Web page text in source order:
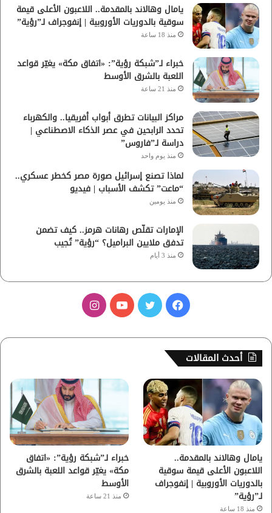
يامال وهالاند بالمقدمة.. اللاعبون الأعلى قيمة
سوقية بالدوريات الأوروبية | إنفوجراف لـ”رؤية”
منذ 18 ساعة
خبراء لـ”شبكة رؤية”: «اتفاق مكة» يغيّر قواعد
اللعبة بالشرق الأوسط
منذ 21 ساعة
مراكز البيانات تطرق أبواب أفريقيا.. والكهرباء
تحدد الرابحين في عصر الذكاء الاصطناعي |
دراسة لـ”فاروس”
منذ يوم واحد
لماذا تصنع إسرائيل صورة مصر كخطر عسكري..
“ماعت” تكشف الأسباب | فيديو
منذ يومين
الإمارات تقلّص رهانات هرمز.. كيف تضمن
تدفق ملايين البراميل؟ “رؤية” تُجيب
منذ 3 أيام
س
ب
و
ك
ي
ب
ت
ق
ر
ا
م
أحدث المقالات
يامال وهالاند بالمقدمة..
اللاعبون الأعلى قيمة سوقية
بالدوريات الأوروبية | إنفوجراف
لـ”رؤية”
منذ 18 ساعة
خبراء لـ”شبكة رؤية”: «اتفاق
مكة» يغيّر قواعد اللعبة بالشرق
الأوسط
منذ 21 ساعة